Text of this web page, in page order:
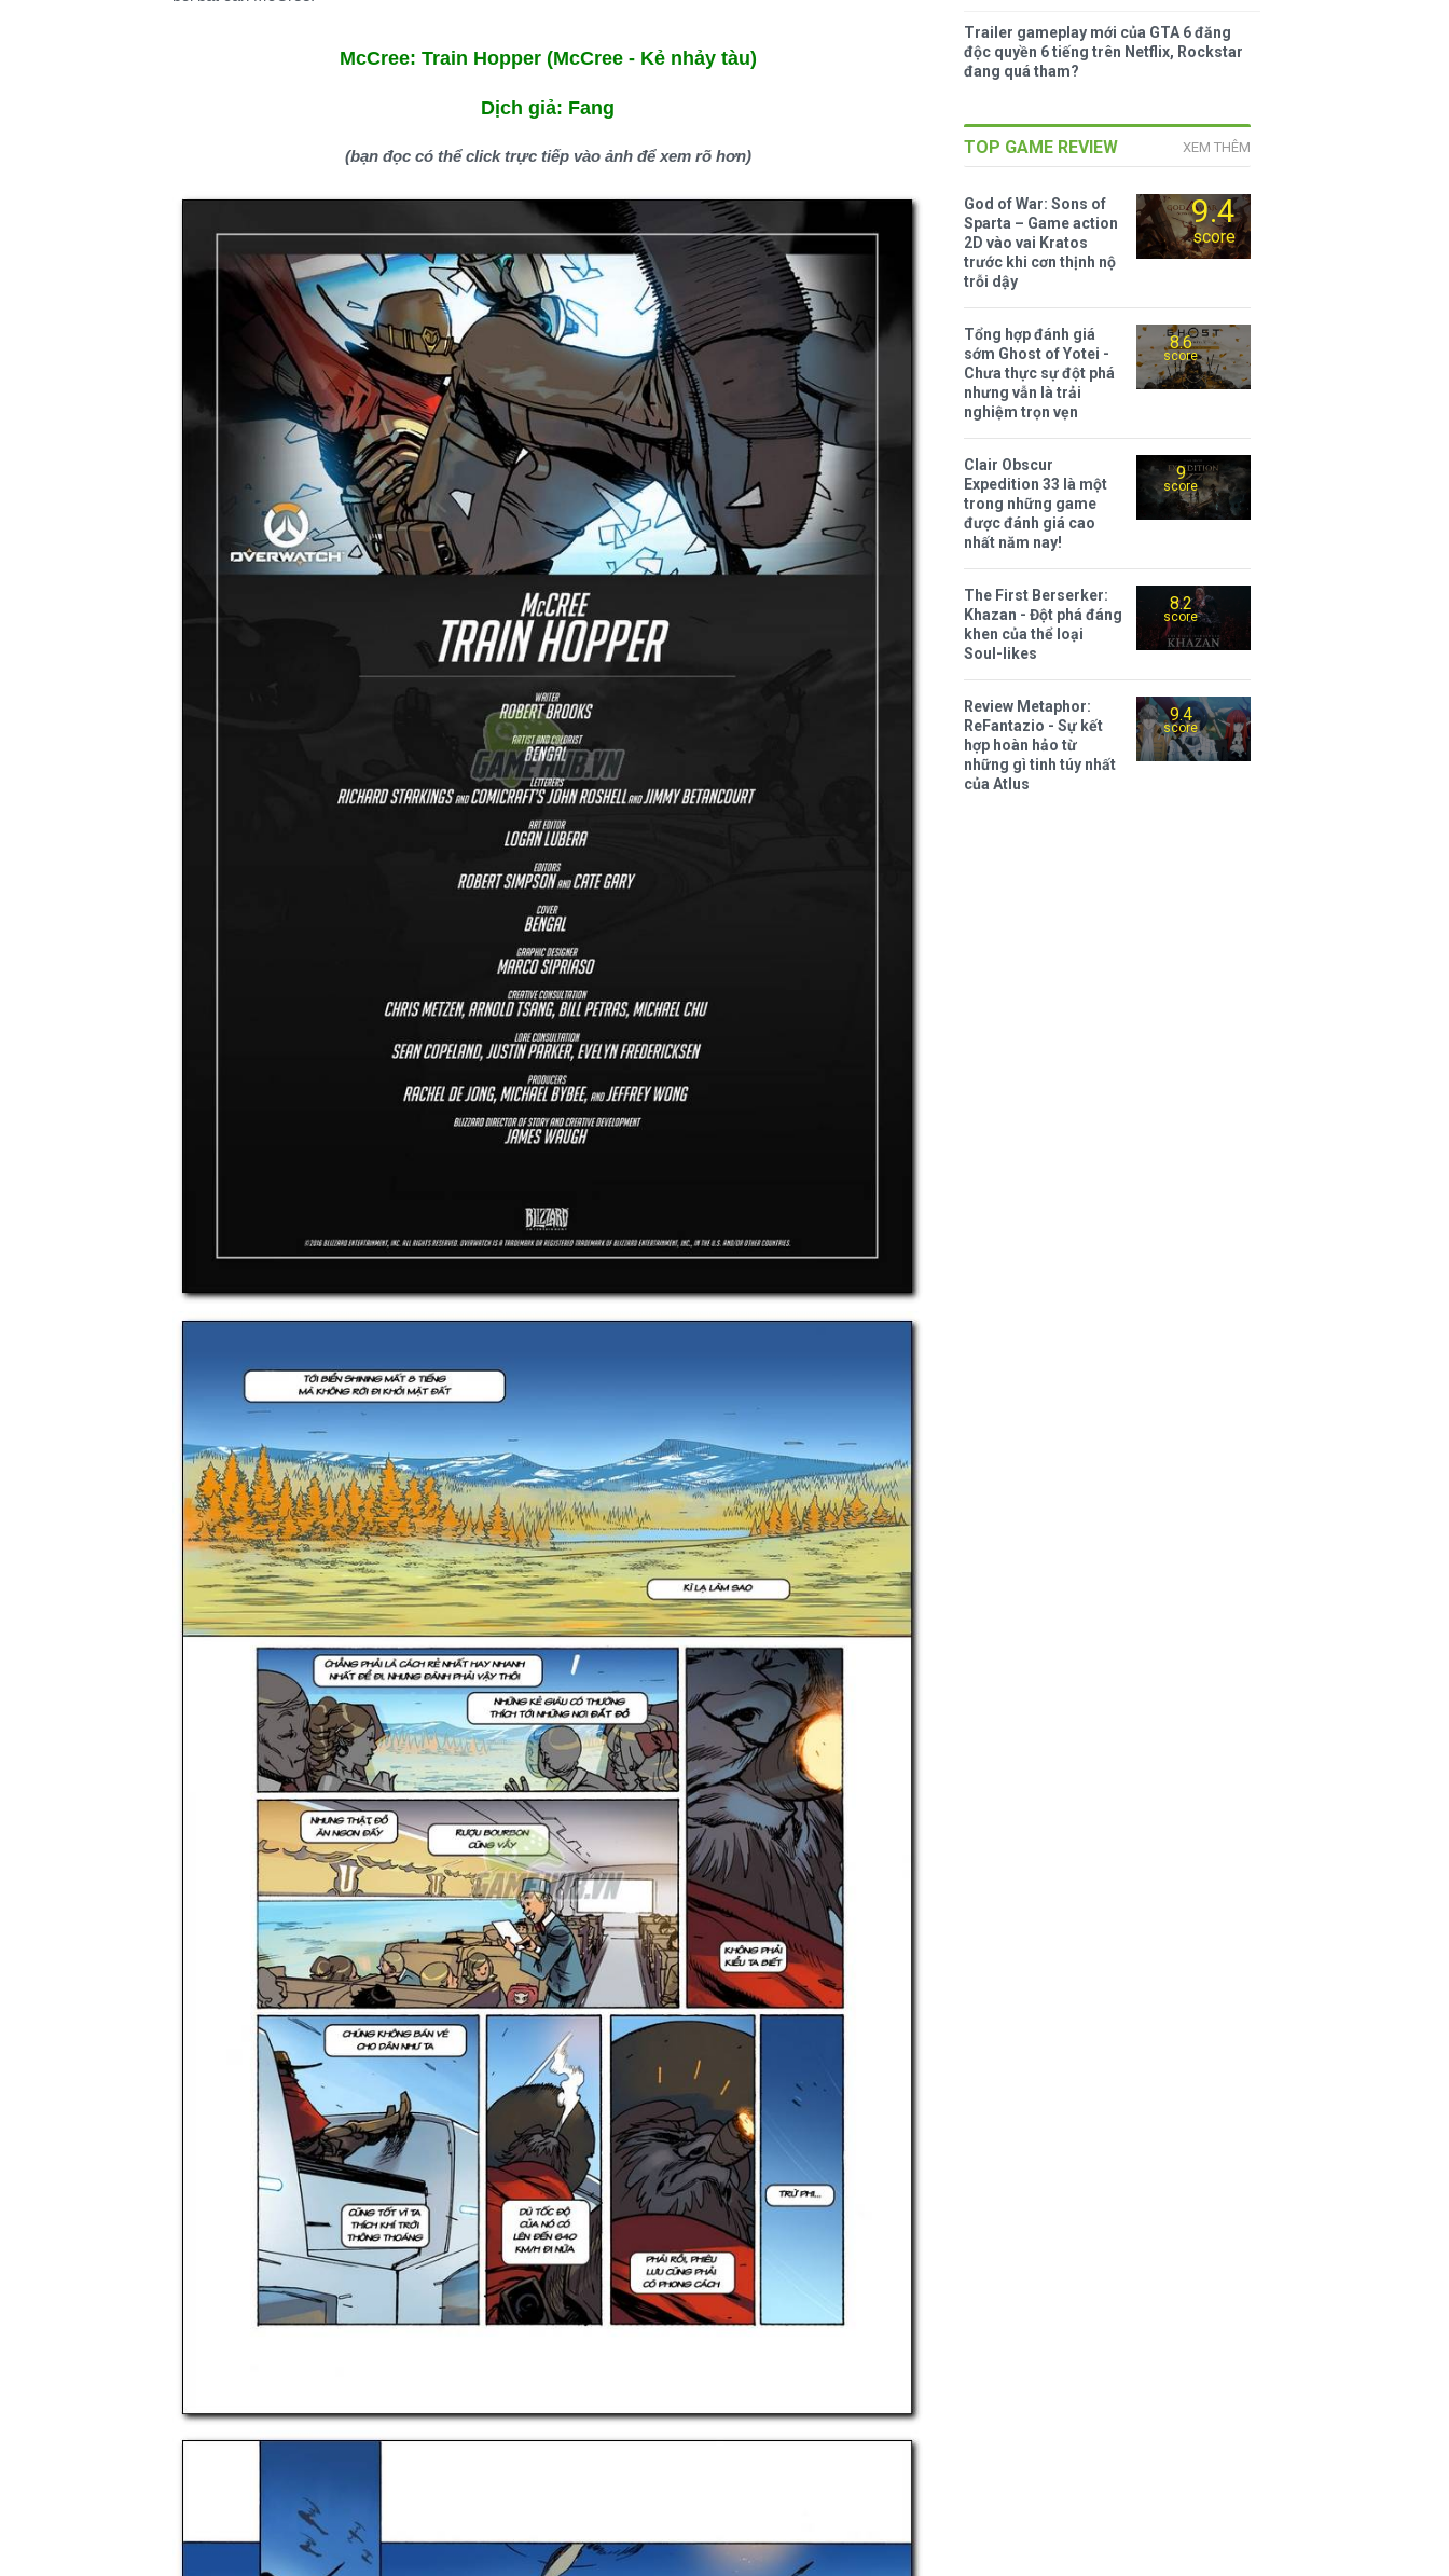
McCree: Train Hopper (McCree - Kẻ nhảy tàu)
Dịch giả: Fang
(bạn đọc có thể click trực tiếp vào ảnh để xem rõ hơn)
Trailer gameplay mới của GTA 6 đăng
độc quyền 6 tiếng trên Netflix, Rockstar
đang quá tham?
TOP GAME REVIEW XEM THÊM
9.4
score
God of War: Sons of
Sparta – Game action
2D vào vai Kratos
trước khi cơn thịnh nộ
trỗi dậy
8.6
score
Tổng hợp đánh giá
sớm Ghost of Yotei -
Chưa thực sự đột phá
nhưng vẫn là trải
nghiệm trọn vẹn
9
score
Clair Obscur
Expedition 33 là một
trong những game
được đánh giá cao
nhất năm nay!
8.2
score
The First Berserker:
Khazan - Đột phá đáng
khen của thể loại
Soul-likes
9.4
score
Review Metaphor:
ReFantazio - Sự kết
hợp hoàn hảo từ
những gì tinh túy nhất
của Atlus